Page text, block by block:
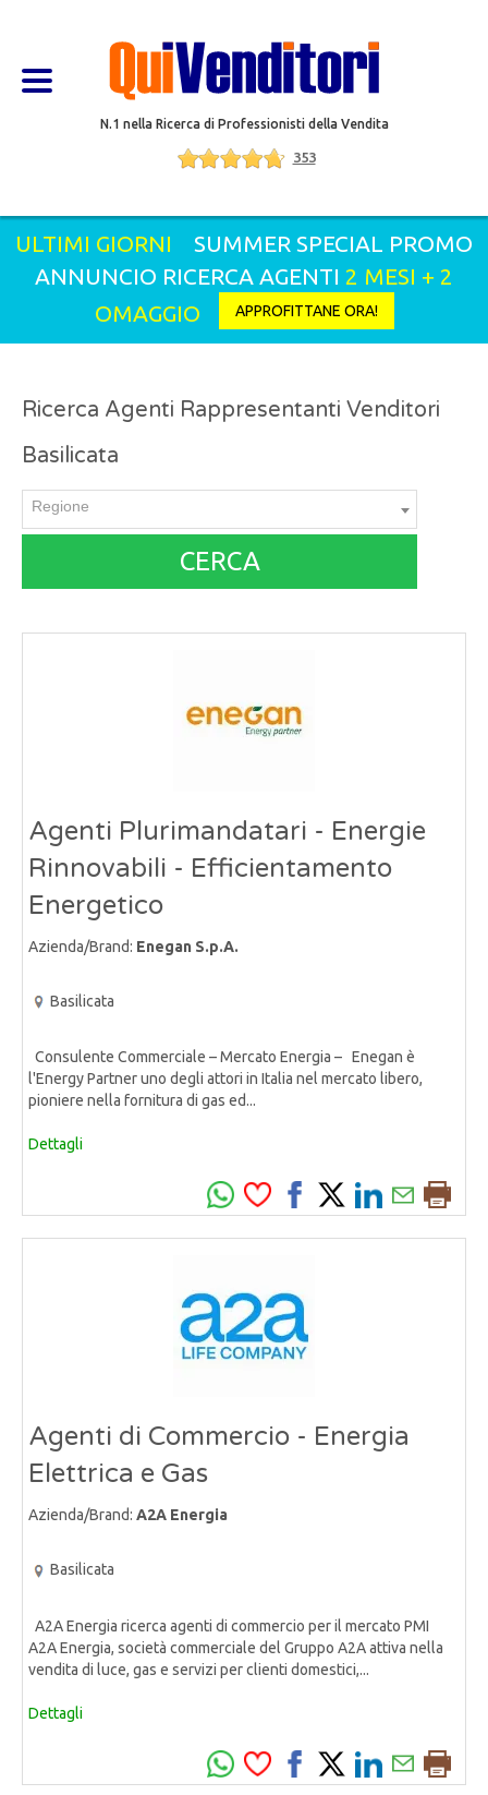
N.1 nella Ricerca di Professionisti della Vendita
353
ULTIMI GIORNI SUMMER SPECIAL PROMO
ANNUNCIO RICERCA AGENTI 2 MESI + 2
OMAGGIO
APPROFITTANE ORA!
Ricerca Agenti Rappresentanti Venditori
Basilicata
Regione
CERCA
Agenti Plurimandatari - Energie
Rinnovabili - Efficientamento
Energetico
Azienda/Brand: Enegan S.p.A.
Basilicata
Consulente Commerciale – Mercato Energia – Enegan è
l'Energy Partner uno degli attori in Italia nel mercato libero,
pioniere nella fornitura di gas ed...
Dettagli
Agenti di Commercio - Energia
Elettrica e Gas
Azienda/Brand: A2A Energia
Basilicata
A2A Energia ricerca agenti di commercio per il mercato PMI
A2A Energia, società commerciale del Gruppo A2A attiva nella
vendita di luce, gas e servizi per clienti domestici,...
Dettagli